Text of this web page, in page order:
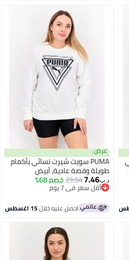
عرض
PUMA سويت شيرت نسائي بأكمام
طويلة وقصة عادية، أبيض
7.46
23.54خصم 68%
أقل سعر في 7 يوم
أقل سعر في 7 يوم
احصل عليه خلال15 اغسطس